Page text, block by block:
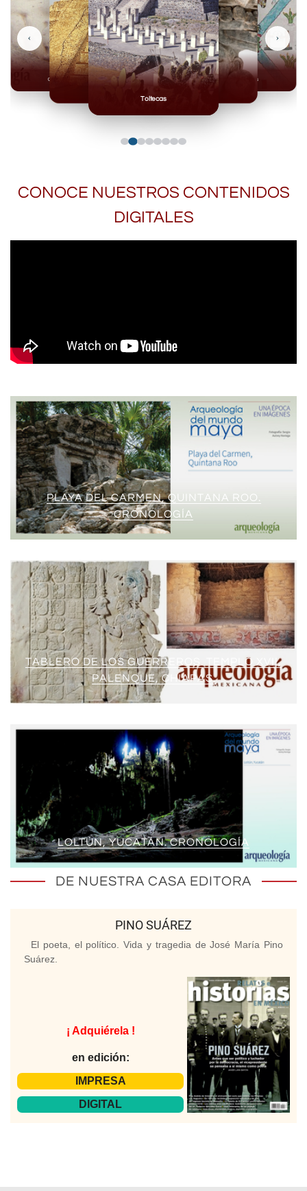
Toltecas
Mexicas
Olmecas
‹ ›
CONOCE NUESTROS CONTENIDOS
DIGITALES
PLAYA DEL CARMEN, QUINTANA ROO.
CRONOLOGÍA
TABLERO DE LOS GUERREROS. TEMPLO XVII,
PALENQUE, CHIAPAS.
LOLTÚN, YUCATÁN. CRONOLOGÍA
DE NUESTRA CASA EDITORA
PINO SUÁREZ
El poeta, el político. Vida y tragedia de José María Pino
Suárez.
¡ Adquiérela !
en edición:
IMPRESA
DIGITAL